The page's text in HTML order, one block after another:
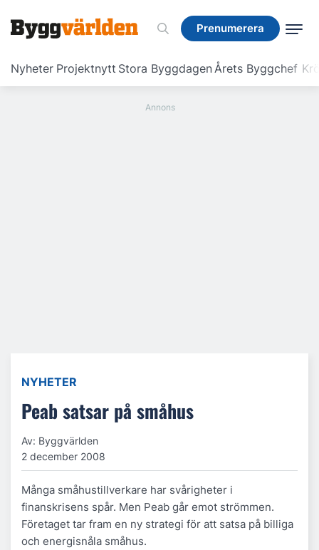
Prenumerera
Nyheter Projektnytt Stora ByggdagenÅrets Byggchef
Prenumerera
NYHETER
Peab satsar på småhus
Av: Byggvärlden
2 december 2008
Många småhustillverkare har svårigheter i
finanskrisens spår. Men Peab går emot strömmen.
Företaget tar fram en ny strategi för att satsa på billiga
och energisnåla småhus.